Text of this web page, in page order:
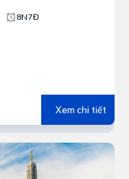
8N7Đ
Xem chi tiết